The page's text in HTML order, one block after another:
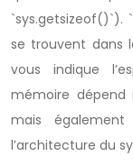
`sys.getsizeof()`).
se trouvent dans
vous indique
mémoire dépend
mais
l’architecture du